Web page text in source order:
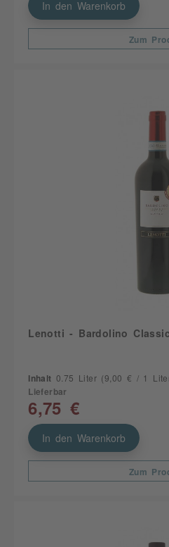
In den Warenkorb
Zum
Lenotti - Bardolino
Inhalt 0.75 Liter (9,00 € / 1
Lieferbar
6,75 €
In den Warenkorb
Zum